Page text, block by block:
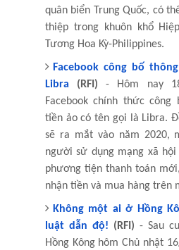
quân biển Trung Quốc, có
thiệp trong khuôn khổ
Tương Hoa Kỳ-Philippines.
Facebook công bố
Libra (RFI) - Hôm nay
Facebook chính thức
tiền ảo có tên gọi là Libra.
sẽ ra mắt vào năm 2020,
người sử dụng mạng xã
phương tiện thanh toán
nhận tiền và mua hàng trên
Không một ai ở Hồng
luật dẫn độ! (RFI) - Sau
Hồng Kông hôm Chủ nhật